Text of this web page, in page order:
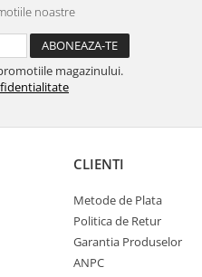
noastre
magazinului.
CLIENTI
Metode de Plata
Politica de Retur
Garantia Produselor
ANPC